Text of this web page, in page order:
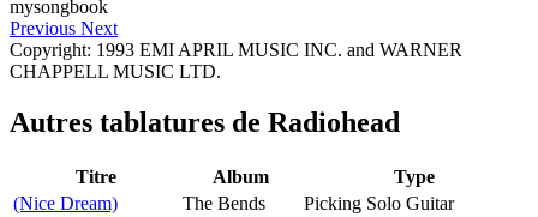
Previous Next
Copyright: 1993 EMI APRIL MUSIC INC. and WARNER
CHAPPELL MUSIC LTD.
Autres tablatures de Radiohead
Titre Album
Type
(Nice Dream)
The Bends
Picking Solo Guitar